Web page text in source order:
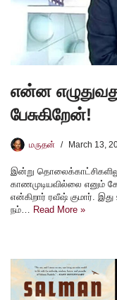
என்ன
பேசுகிறேன்!
மருதன் March 13,
இன்று
காணமுடியவில்லை எனும்
என்கிறார் ரவீஷ் குமார்.
நம்… Read More »